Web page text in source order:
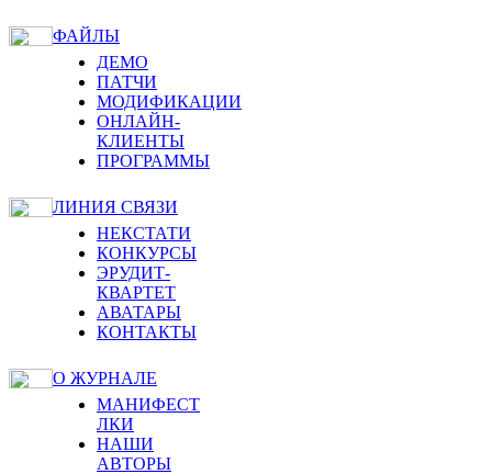
ФАЙЛЫ
ДЕМО
ПАТЧИ
МОДИФИКАЦИИ
ОНЛАЙН-
КЛИЕНТЫ
ПРОГРАММЫ
ЛИНИЯ СВЯЗИ
НЕКСТАТИ
КОНКУРСЫ
ЭРУДИТ-
КВАРТЕТ
АВАТАРЫ
КОНТАКТЫ
О ЖУРНАЛЕ
МАНИФЕСТ
ЛКИ
НАШИ
АВТОРЫ